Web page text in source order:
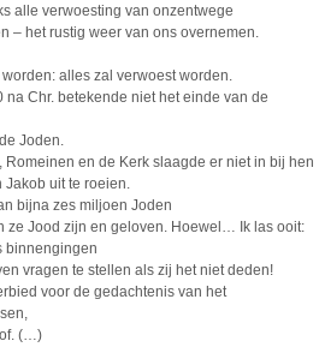
alle verwoesting van onzentwege
– het rustig weer van ons overnemen.
alles zal verwoest worden.
Chr. betekende niet het einde van de
Joden.
en de Kerk slaagde er niet in bij hen
Jakob uit te roeien.
bijna zes miljoen Joden
ze Jood zijn en geloven. Hoewel… Ik las ooit:
binnengingen
vragen te stellen als zij het niet deden!
voor de gedachtenis van het
(…)